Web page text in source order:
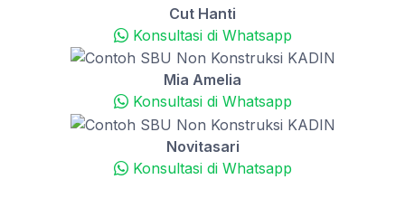
Cut Hanti
Konsultasi di Whatsapp
Mia Amelia
Konsultasi di Whatsapp
Novitasari
Konsultasi di Whatsapp